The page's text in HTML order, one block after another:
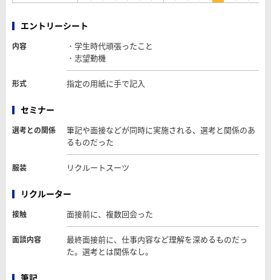
エントリーシート
内容
・学生時代頑張ったこと
・志望動機
形式 指定の用紙に手で記入
セミナー
選考との関係
筆記や面接などが同時に実施される、選考と関係のあ
るものだった
服装 リクルートスーツ
リクルーター
接触 面接前に、複数回会った
面談内容
最終面接前に、仕事内容など理解を深めるものだっ
た。選考とは関係なし。